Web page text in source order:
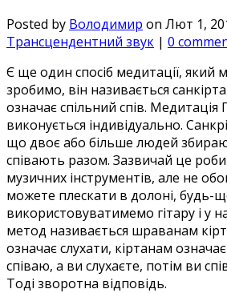
Posted by Володимир on Лют 1,
Трансцендентний звук | 0
Є ще один спосіб медитації, який
зробимо, він називається
означає спільний спів.
виконується індивідуально.
що двоє або більше людей
співають разом. Зазвичай це
музичних інструментів, але не
можете плескати в долоні, будь-
використовуватимемо гітару і у
метод називається шраванам
означає слухати, кіртанам
співаю, а ви слухаєте, потім ви
Тоді зворотна відповідь.